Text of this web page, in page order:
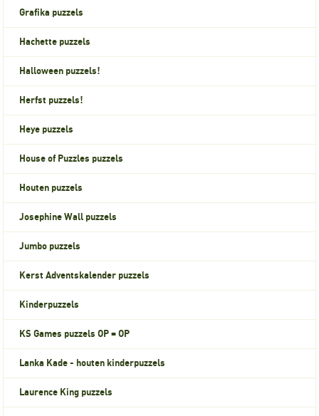
Grafika puzzels
Hachette puzzels
Halloween puzzels!
Herfst puzzels!
Heye puzzels
House of Puzzles puzzels
Houten puzzels
Josephine Wall puzzels
Jumbo puzzels
Kerst Adventskalender puzzels
Kinderpuzzels
KS Games puzzels OP = OP
Lanka Kade - houten kinderpuzzels
Laurence King puzzels